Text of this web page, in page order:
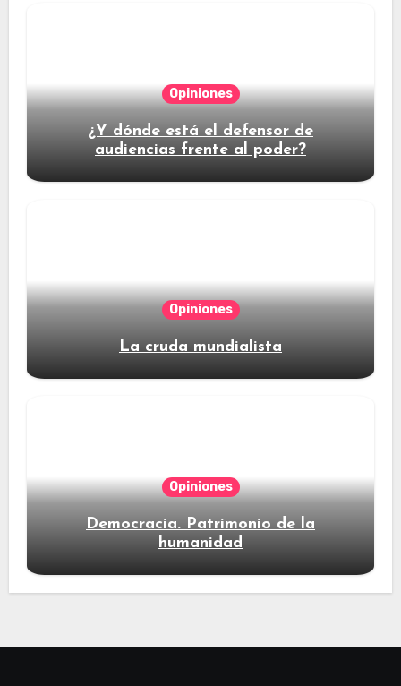
Opiniones
¿Y dónde está el defensor de
audiencias frente al poder?
Opiniones
La cruda mundialista
Opiniones
Democracia. Patrimonio de la
humanidad